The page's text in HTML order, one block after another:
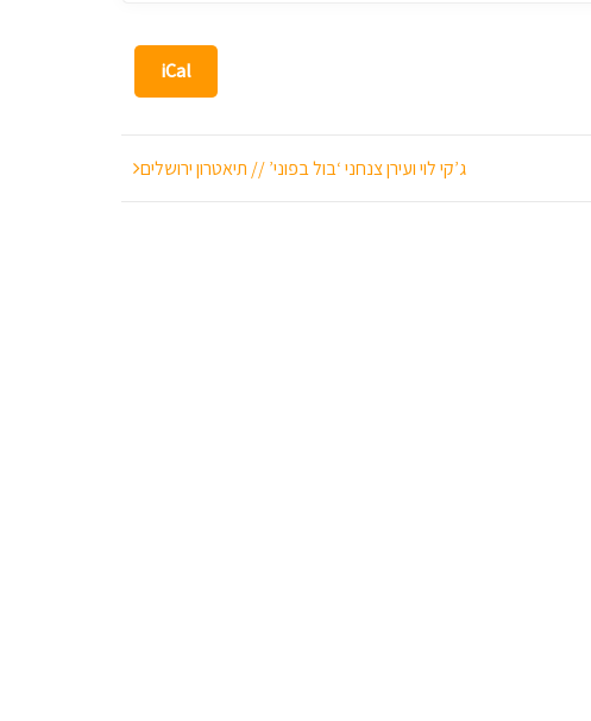
iCal
ג’קי לוי ועירן צנחני ‘בול בפוני’ // תיאטרון ירושלים